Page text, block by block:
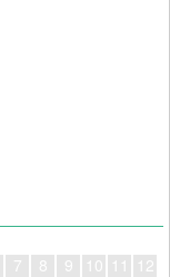
7 8 9 10 11 12